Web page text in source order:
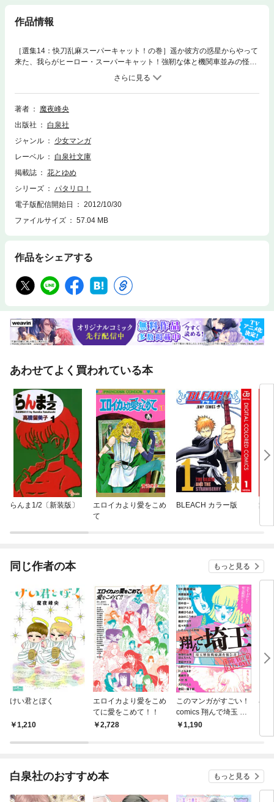
作品情報
［選集14：快刀乱麻スーパーキャット！の巻］遥か彼方の惑星からやって
来た、我らがヒーロー・スーパーキャット！強靭な体と機関車並みの怪力
で、テログループも一ひねり。そんな彼も目を回すパタリロの下心と
著者
魔夜峰央
出版社
白泉社
ジャンル
少女マンガ
レーベル
白泉社文庫
掲載誌
花とゆめ
シリーズ
パタリロ！
電子版配信開始日
2012/10/30
ファイルサイズ
57.04 MB
作品をシェアする
あわせてよく買われている本
らんま1/2〔新装版〕
エロイカより愛をこめ
て
BLEACH カラー版
舞
同じ作者の本 もっと見る
けい君とぼく
1,210
エロイカより愛をこめ
てに愛をこめて！！
2,728
このマンガがすごい！
comics 翔んで埼玉 ア
ンソロジー 埼玉解放戦
1,190
小
白泉社のおすすめ本 もっと見る